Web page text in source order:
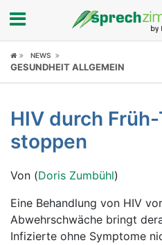
Fokus
Symptome
Untersuchungen
Ratgeber
NEWS
GESUNDHEIT ALLGEMEIN
HIV durch
stoppen
Von (Doris Zumbühl)
Eine Behandlung von HIV
Abwehrschwäche bringt
Infizierte ohne Symptome